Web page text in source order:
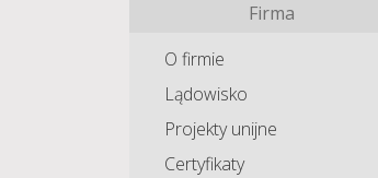
Firma
O firmie
Lądowisko
Projekty unijne
Certyfikaty